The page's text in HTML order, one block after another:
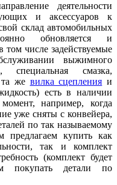
деятельности
и аксессуаров к
склад автомобильных
обновляется и
том числе задействуемые
выжимного
смазка,
же вилка сцепления и
есть в наличии
например, когда
уже сняты с конвейера,
по так называемому
предлагаем купить как
так и комплект
(комплект будет
покупать детали по